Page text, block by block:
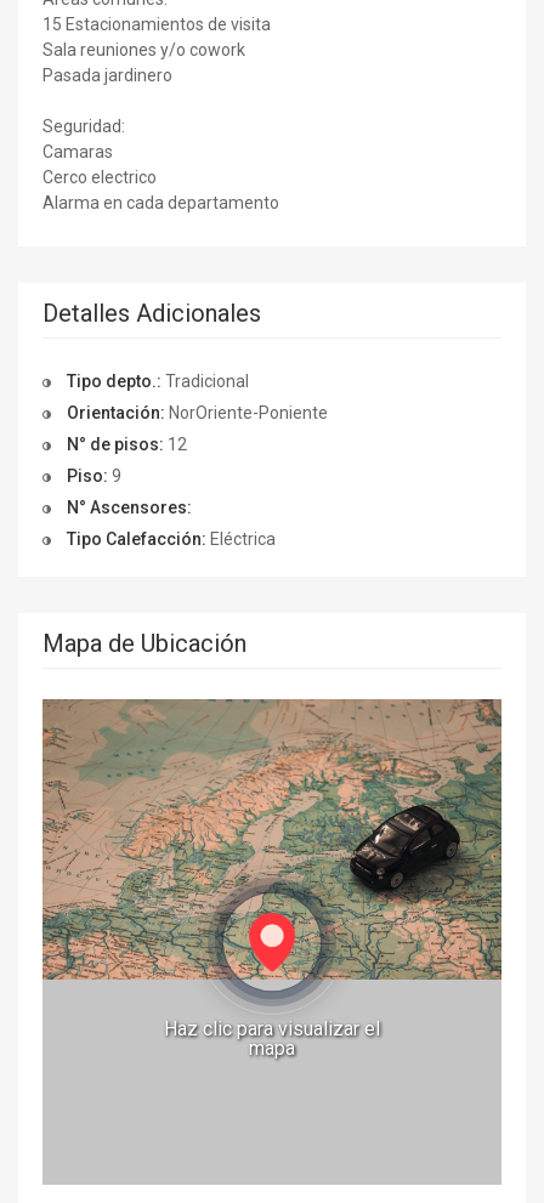
15 Estacionamientos de visita
Sala reuniones y/o cowork
Pasada jardinero
Seguridad:
Camaras
Cerco electrico
Alarma en cada departamento
Detalles Adicionales
Tipo depto.: Tradicional
Orientación: NorOriente-Poniente
N° de pisos: 12
Piso: 9
N° Ascensores:
Tipo Calefacción: Eléctrica
Mapa de Ubicación
Haz clic para visualizar el
mapa